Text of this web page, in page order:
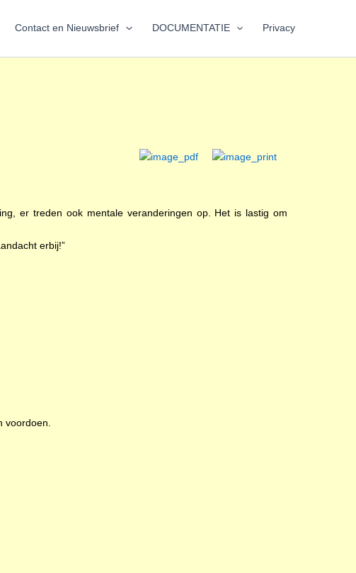
Contact en Nieuwsbrief DOCUMENTATIE Privacy
er treden ook mentale veranderingen op. Het is lastig om
erbij!”
voordoen.